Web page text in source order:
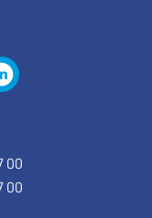
00
00